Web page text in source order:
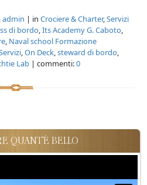
admin | in Crociere & Charter,Servizi
di bordo,Its Academy G. Caboto,
, Naval school Formazione
,On Deck,steward di bordo,
Lab | commenti:0
QUANT'È BELLO